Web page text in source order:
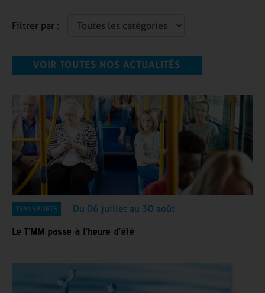
Filtrer par :
VOIR TOUTES NOS ACTUALITÉS
TRANSPORTS Du 06 juillet au 30 août
Le T'MM passe à l'heure d'été